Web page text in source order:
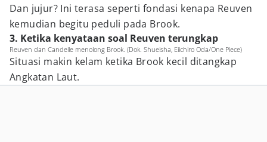
Dan jujur? Ini terasa seperti fondasi kenapa Reuven
kemudian begitu peduli pada Brook.
3. Ketika kenyataan soal Reuven terungkap
Reuven dan Candelle menolong Brook. (Dok. Shueisha, Eiichiro Oda/One Piece)
Situasi makin kelam ketika Brook kecil ditangkap
Angkatan Laut.